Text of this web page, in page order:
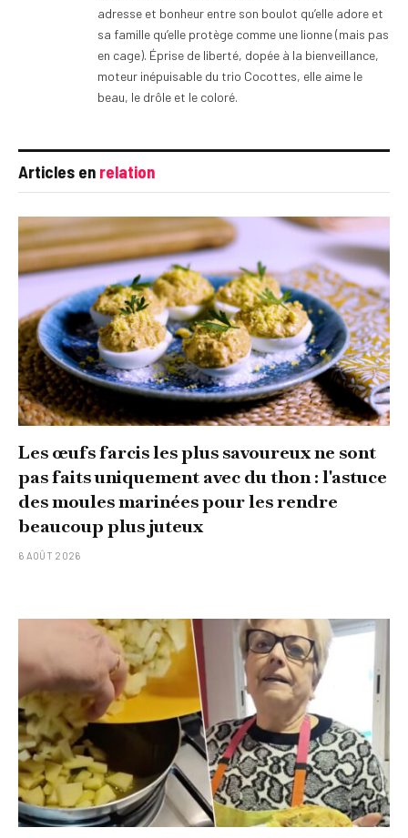
adresse et bonheur entre son boulot qu’elle adore et
sa famille qu’elle protège comme une lionne (mais pas
en cage). Éprise de liberté, dopée à la bienveillance,
moteur inépuisable du trio Cocottes, elle aime le
beau, le drôle et le coloré.
Articles en relation
Les œufs farcis les plus savoureux ne sont
pas faits uniquement avec du thon : l'astuce
des moules marinées pour les rendre
beaucoup plus juteux
6 AOÛT 2026